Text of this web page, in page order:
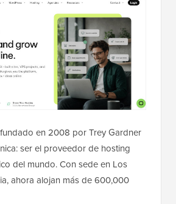
en 2008 por Trey Gardner
ser el proveedor de hosting
del mundo. Con sede en Los
ahora alojan más de 600,000